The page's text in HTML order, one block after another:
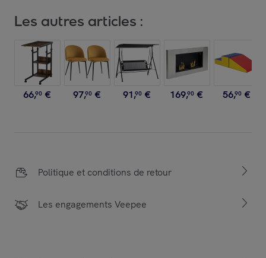
Les autres articles :
66,90 € 97,90 € 91,90 € 169,90 € 56,90 €
Politique et conditions de retour
Les engagements Veepee